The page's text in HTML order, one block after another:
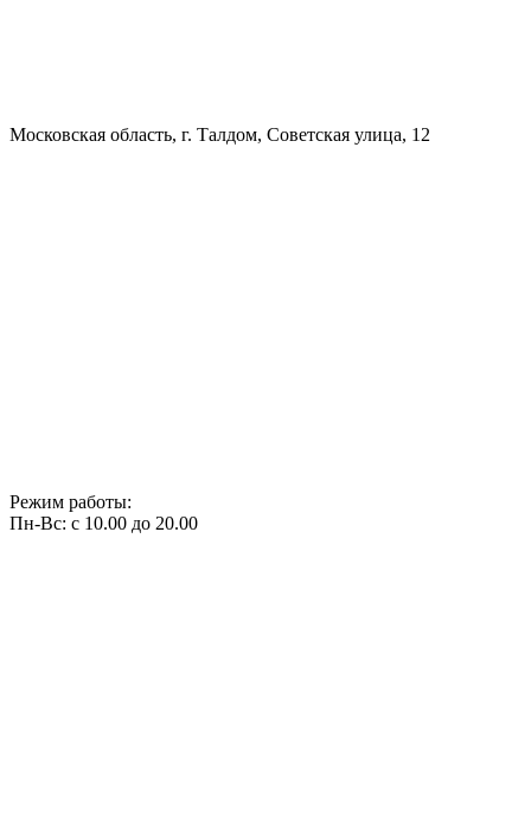
Московская область, г. Талдом, Советская улица, 12
Режим работы:
Пн-Вс: с 10.00 до 20.00